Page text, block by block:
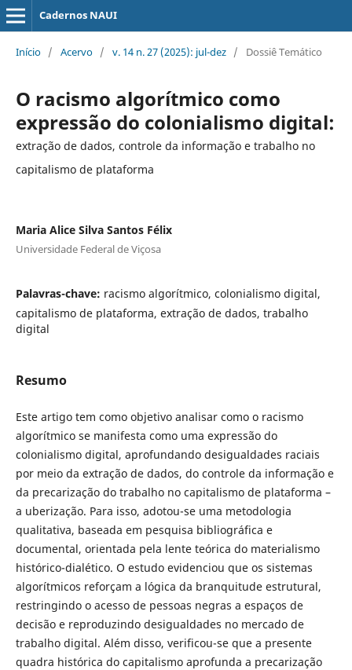
Cadernos NAUI
Início / Acervo / v. 14 n. 27 (2025): jul-dez / Dossiê Temático
O racismo algorítmico como
expressão do colonialismo digital:
extração de dados, controle da informação e trabalho no
capitalismo de plataforma
Maria Alice Silva Santos Félix
Universidade Federal de Viçosa
Palavras-chave: racismo algorítmico, colonialismo digital,
capitalismo de plataforma, extração de dados, trabalho
digital
Resumo
Este artigo tem como objetivo analisar como o racismo
algorítmico se manifesta como uma expressão do
colonialismo digital, aprofundando desigualdades raciais
por meio da extração de dados, do controle da informação e
da precarização do trabalho no capitalismo de plataforma –
a uberização. Para isso, adotou-se uma metodologia
qualitativa, baseada em pesquisa bibliográfica e
documental, orientada pela lente teórica do materialismo
histórico-dialético. O estudo evidenciou que os sistemas
algorítmicos reforçam a lógica da branquitude estrutural,
restringindo o acesso de pessoas negras a espaços de
decisão e reproduzindo desigualdades no mercado de
trabalho digital. Além disso, verificou-se que a presente
quadra histórica do capitalismo aprofunda a precarização